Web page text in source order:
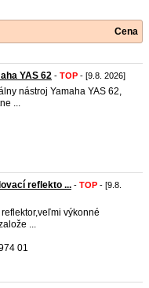
Cena
YAS 62 - TOP - [9.8. 2026]
nástroj Yamaha YAS 62,
...
reflekto ... - TOP - [9.8.
výkonné
...
01